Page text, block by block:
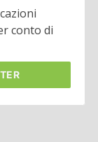
conto di